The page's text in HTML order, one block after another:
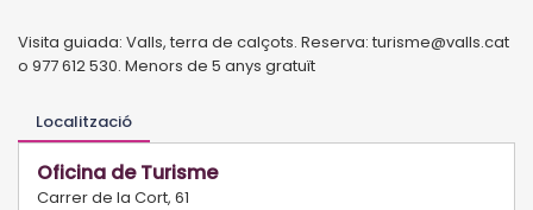
Visita guiada: Valls, terra de calçots. Reserva: turisme@valls.cat
o 977 612 530. Menors de 5 anys gratuït
Localització
Oficina de Turisme
Carrer de la Cort, 61